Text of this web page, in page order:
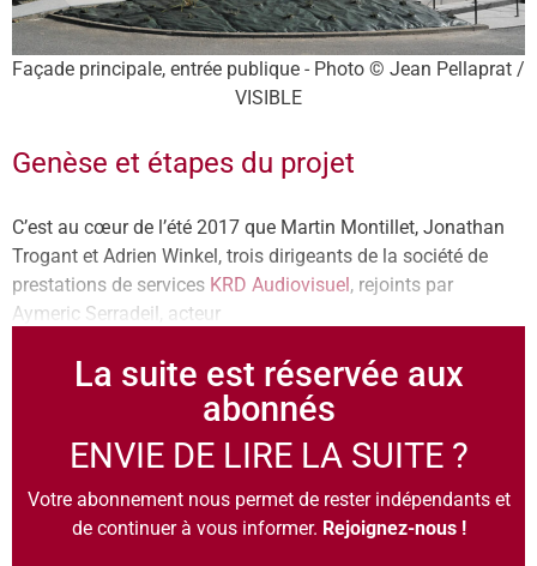
Façade principale, entrée publique - Photo © Jean Pellaprat /
VISIBLE
Genèse et étapes du projet
C’est au cœur de l’été 2017 que Martin Montillet, Jonathan
Trogant et Adrien Winkel, trois dirigeants de la société de
prestations de services KRD Audiovisuel, rejoints par
Aymeric Serradeil, acteur
La suite est réservée aux
abonnés
ENVIE DE LIRE LA SUITE ?
Votre abonnement nous permet de rester indépendants et
de continuer à vous informer. Rejoignez-nous !